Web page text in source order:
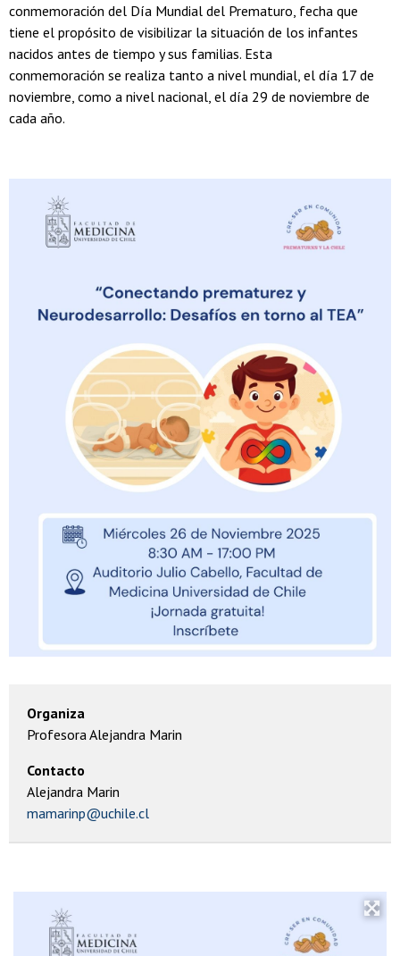
conmemoración del Día Mundial del Prematuro, fecha que
tiene el propósito de visibilizar la situación de los infantes
nacidos antes de tiempo y sus familias. Esta
conmemoración se realiza tanto a nivel mundial, el día 17 de
noviembre, como a nivel nacional, el día 29 de noviembre de
cada año.
Organiza
Profesora Alejandra Marin
Contacto
Alejandra Marin
mamarinp@uchile.cl